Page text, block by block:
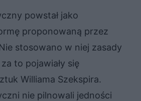
powstał jako
proponowaną przez
stosowano w niej zasady
to pojawiały się
Williama Szekspira.
nie pilnowali jedności